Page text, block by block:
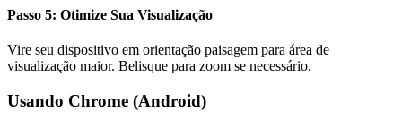
Passo 5: Otimize Sua Visualização
Vire seu dispositivo em orientação paisagem para área de
visualização maior. Belisque para zoom se necessário.
Usando Chrome (Android)